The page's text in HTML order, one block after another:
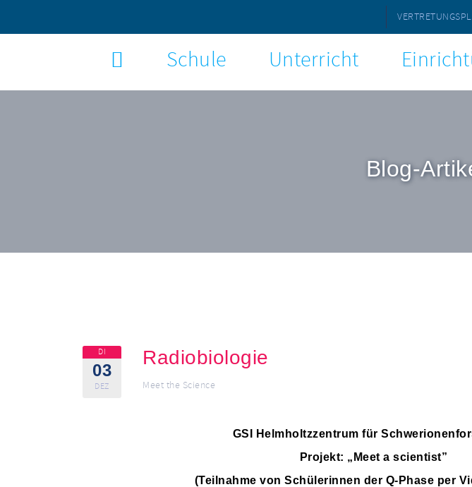
Schule Unterricht
Blog-
DI
03
DEZ
Radiobiologie
Meet the Science
GSI Helmholtzzentrum für
Projekt: „Meet a scientist”
(Teilnahme von Schülerinnen der Q-Phase per